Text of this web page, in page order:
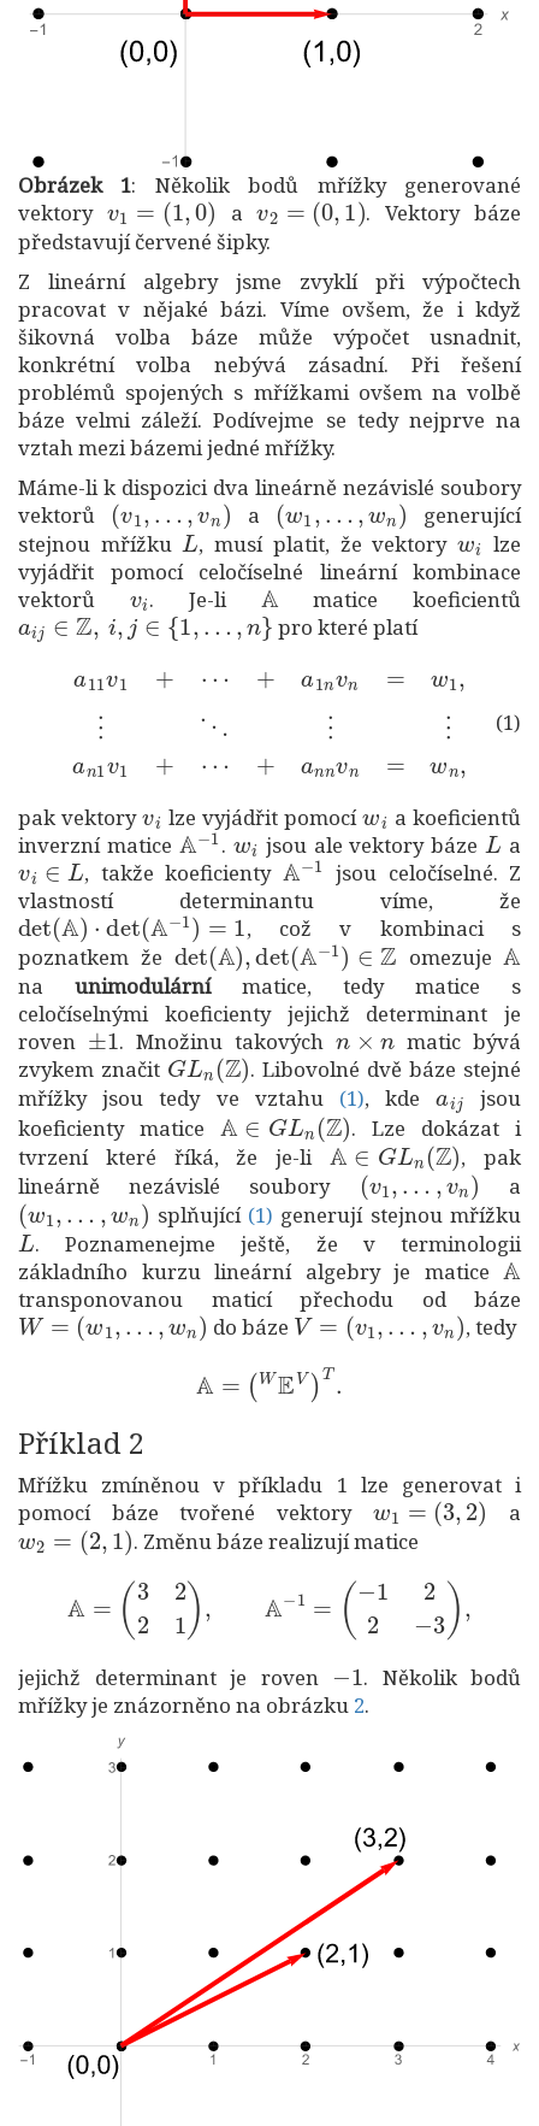
Obrázek 1: Několik bodů mřížky generované
vektory
1= (1,0)
a
v2=( 0,1)
. Vektory báze
představují červené šipky.
Z lineární algebry jsme zvyklí při výpočtech
pracovat v nějaké bázi. Víme ovšem, že i když
šikovná volba báze může výpočet usnadnit,
konkrétní volba nebývá zásadní. Při řešení
problémů spojených s mřížkami ovšem na volbě
báze velmi záleží. Podívejme se tedy nejprve na
vztah mezi bázemi jedné mřížky.
Máme-li k dispozici dva lineárně nezávislé soubory
vektorů
(v1,…,vn)
a
(w1,…,wn)
generující
stejnou mřížku
L
, musí platit, že vektory
wi
lze
vyjádřit pomocí celočíselné lineární kombinace
vektorů
vi
. Je-li
A
matice koeficientů
aij∈Z,i ∈{1 … ,n}
pro které platí
(1)
11 v1 ⋯+ w ,⋮ ⋱ ⋮a 1v
v w ,
pak vektory lze vyjádřit pomocí
a koeficientů
inverzní matice
A −1
.
wi
jsou ale vektory báze
L
a
vi∈L
, takže koeficienty
A− 1
jsou celočíselné. Z
vlastností determinantu víme, že
det(A)⋅det A − 1)=1
, což v kombinaci s
poznatkem že
det(A),det(A 1)∈ Z
omezuje
A
na unimodulárnímatice, tedy matice s
celočíselnými koeficienty jejichž determinant je
roven
±1
. Množinu takových
n n
matic bývá
zvykem značit
GLn(Z)
. Libovolné dvě báze stejné
mřížky jsou tedy ve vztahu
(1)
(1)
, kde
ai
jsou
koeficienty matice
A∈ GLn(Z)
. Lze dokázat i
tvrzení které říká, že je-li
A∈ GLn (Z)
, pak
lineárně nezávislé soubory
(v1,…,vn)
a
(w1,…,w n)
splňující (1)
(1)
generují stejnou mřížku
L
. Poznamenejme ještě, že v terminologii
základního kurzu lineární algebry je matice
A
transponovanou maticí přechodu od báze
W=(w1,…,wn)
do báze
V=(v1,…,v )
, tedy
WEV)T.
Příklad 2
Mřížku zmíněnou v příkladu 1 lze generovat i
pomocí báze tvořené vektory
w 1=(3,2)
a
w2=(2,1 )
. Změnu báze realizují matice
A 32 22 3
jejichž determinant je roven
1
. Několik bodů
mřížky je znázorněno na obrázku 2.